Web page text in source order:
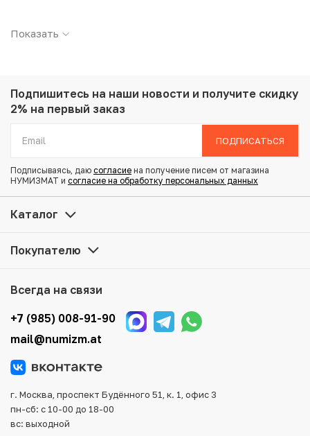
Металл: Сталь с никелевым покрытием
Вес: 4.65 г
Тираж: 15.000
Тематика: Космос
Купить 1 рубль 2026 года Приднестровье «Венера-1 –
интернет-магазине — Вам достаточно оформить заказ
Мы доставим Ваш заказ в любой регион России, кроме
того, возможен самовывоз товара из офиса магазина.
Для вашего удобства представлены несколько способов
тщательно упаковываются, что исключает возможность
Показать
Подпишитесь на наши новости и получите скидку
2% на первый заказ
ПОДПИСАТЬСЯ
Подписываясь, даю согласие на получение писем от магазина
НУМИЗМАТ и согласие на обработку персональных данных
Каталог
Покупателю
Всегда на связи
+7 (985) 008-91-90
mail@numizm.at
г. Москва, проспект Будённого 51, к. 1, офис 3
пн-сб: с 10-00 до 18-00
вс: выходной